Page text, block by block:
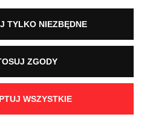
WERSJĘ STRONY
ODZNAKI
przez
TYLKO NIEZBĘDNE
ZGODY
WSZYSTKIE